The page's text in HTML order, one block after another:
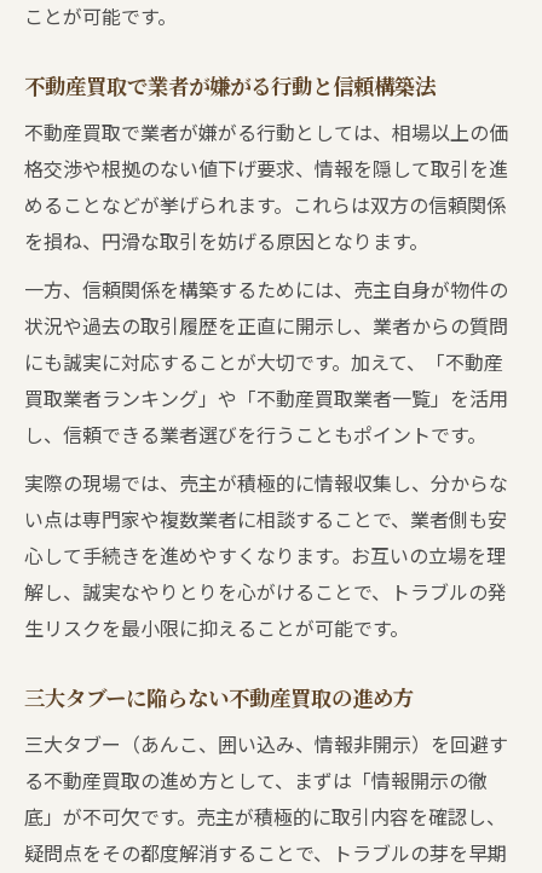
ことが可能です。
不動産買取で業者が嫌がる行動と信頼構築法
不動産買取で業者が嫌がる行動としては、相場以上の価
格交渉や根拠のない値下げ要求、情報を隠して取引を進
めることなどが挙げられます。これらは双方の信頼関係
を損ね、円滑な取引を妨げる原因となります。
一方、信頼関係を構築するためには、売主自身が物件の
状況や過去の取引履歴を正直に開示し、業者からの質問
にも誠実に対応することが大切です。加えて、「不動産
買取業者ランキング」や「不動産買取業者一覧」を活用
し、信頼できる業者選びを行うこともポイントです。
実際の現場では、売主が積極的に情報収集し、分からな
い点は専門家や複数業者に相談することで、業者側も安
心して手続きを進めやすくなります。お互いの立場を理
解し、誠実なやりとりを心がけることで、トラブルの発
生リスクを最小限に抑えることが可能です。
三大タブーに陥らない不動産買取の進め方
三大タブー（あんこ、囲い込み、情報非開示）を回避す
る不動産買取の進め方として、まずは「情報開示の徹
底」が不可欠です。売主が積極的に取引内容を確認し、
疑問点をその都度解消することで、トラブルの芽を早期